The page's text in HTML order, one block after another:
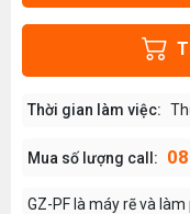
Thời gian làm việc:
Mua số lượng call:
GZ-PF là máy rẽ và